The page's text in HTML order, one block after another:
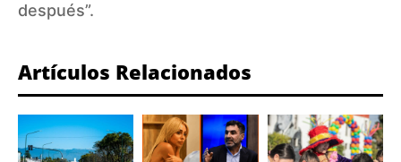
después”.
Artículos Relacionados